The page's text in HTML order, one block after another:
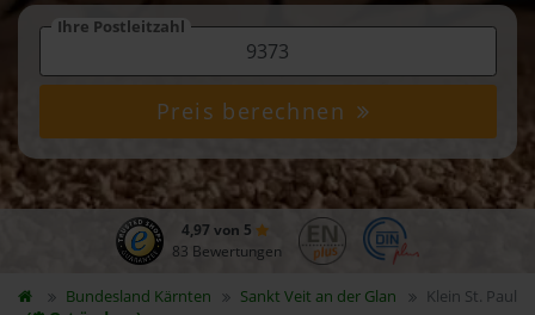
Ihre Postleitzahl
Preis berechnen
4,97 von 5
83 Bewertungen
Bundesland Kärnten Sankt Veit an der Glan
Klein St. Paul